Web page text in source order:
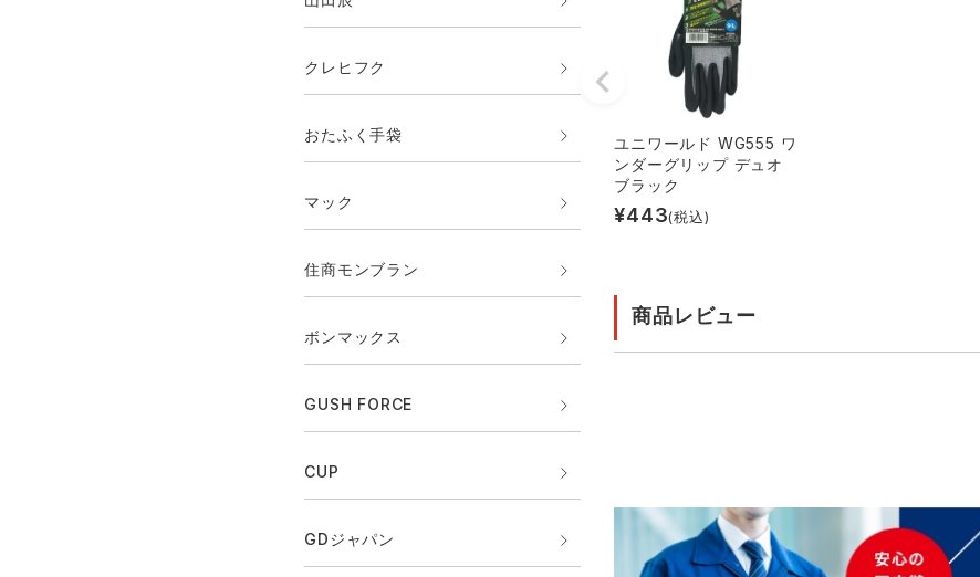
クレヒフク
おたふく手袋
マック
住商モンブラン
ボンマックス
GUSH FORCE
CUP
GDジャパン
ユニワールド WG555 ワ
ンダーグリップ デュオ
ブラック
¥443(税込)
商品レビュー